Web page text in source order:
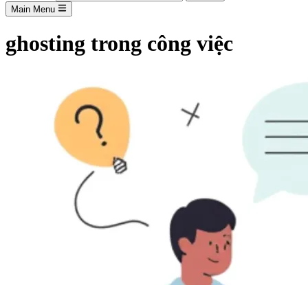
Main Menu
ghosting trong công việc